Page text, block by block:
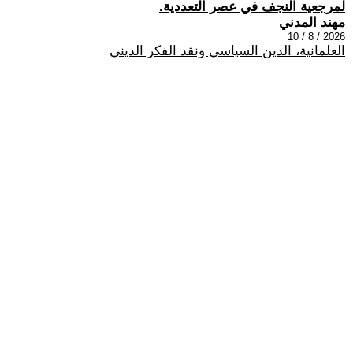
لمرجعية النجف في عصر التعددية.
مهند المدني
2026 / 8 / 10
العلمانية، الدين السياسي ونقد الفكر الديني